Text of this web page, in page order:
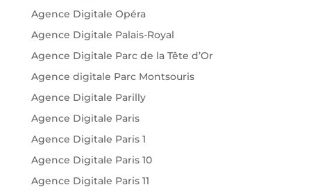
Agence Digitale Opéra
Agence Digitale Palais-Royal
Agence Digitale Parc de la Tête d’Or
Agence digitale Parc Montsouris
Agence Digitale Parilly
Agence Digitale Paris
Agence Digitale Paris 1
Agence Digitale Paris 10
Agence Digitale Paris 11